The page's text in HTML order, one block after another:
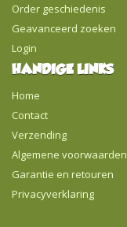
Order geschiedenis
Geavanceerd zoeken
Login
HANDIGE LINKS
Home
Contact
Verzending
Algemene voorwaarden
Garantie en retouren
Privacyverklaring